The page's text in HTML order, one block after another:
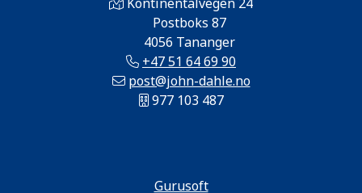
Postboks 87
4056 Tananger
+47 51 64 69 90
post@john-dahle.no
977 103 487
Gurusoft